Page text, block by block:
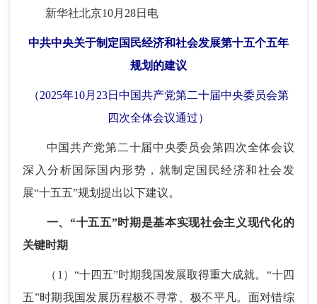
新华社北京10月28日电
中共中央关于制定国民经济和社会发展第十五个五年
规划的建议
（2025年10月23日中国共产党第二十届中央委员会第
四次全体会议通过）
中国共产党第二十届中央委员会第四次全体会议
深入分析国际国内形势，就制定国民经济和社会发
展“十五五”规划提出以下建议。
一、“十五五”时期是基本实现社会主义现代化的
关键时期
（1）“十四五”时期我国发展取得重大成就。“十四
五”时期我国发展历程极不寻常、极不平凡。面对错综